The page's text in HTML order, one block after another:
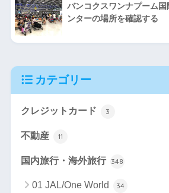
バンコクスワンナプーム
ンターの場所を確認する
カテゴリー
クレジットカード 3
不動産 11
国内旅行・海外旅行 348
01 JAL/One World 34